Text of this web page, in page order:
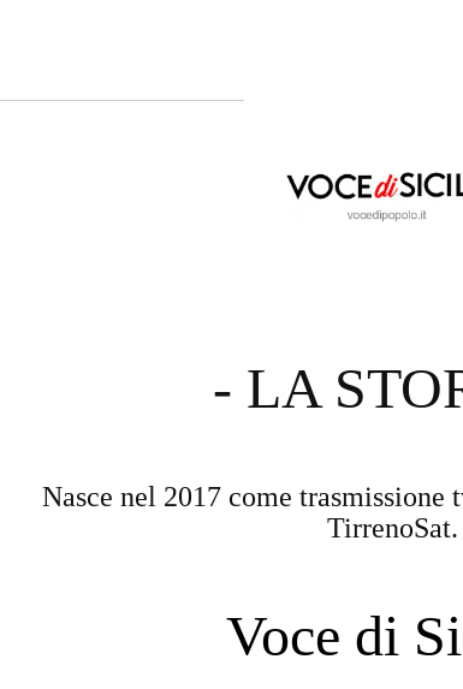
- LA
Nasce nel 2017 come trasmissione
TirrenoSat.
Voce di